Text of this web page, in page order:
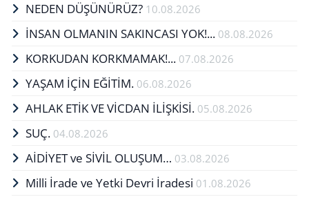
NEDEN DÜŞÜNÜRÜZ? 10.08.2026
İNSAN OLMANIN SAKINCASI YOK!... 08.08.2026
KORKUDAN KORKMAMAK!... 07.08.2026
YAŞAM İÇİN EĞİTİM. 06.08.2026
AHLAK ETİK VE VİCDAN İLİŞKİSİ. 05.08.2026
SUÇ. 04.08.2026
AİDİYET ve SİVİL OLUŞUM… 03.08.2026
Milli İrade ve Yetki Devri İradesi 01.08.2026